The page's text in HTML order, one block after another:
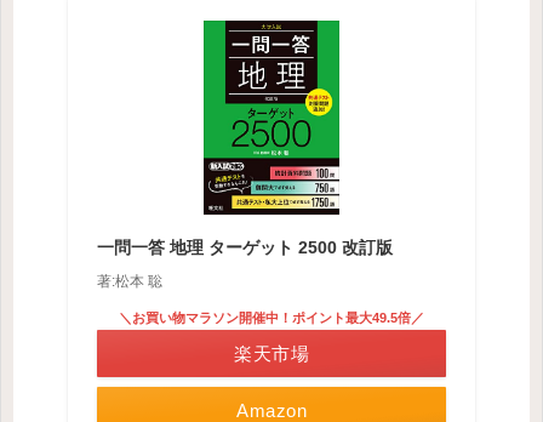
一問一答 地理 ターゲット 2500 改訂版
著:松本 聡
Amazon
＼お買い物マラソン開催中！ポイント最大49.5倍／
楽天市場